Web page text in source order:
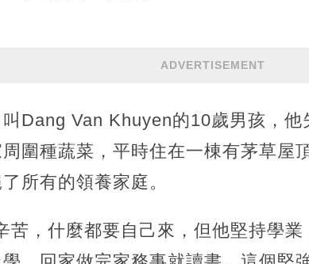
ADVERTISEMENT
Dang Van Khuyen的10歲男孩，
圍種蔬菜，平時住在一棟有茅草屋
所有的領養家庭。
苦，什麼都要自己來，但他堅持學